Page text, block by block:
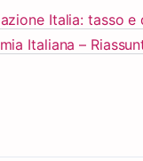
Italia: tasso e
Italiana –